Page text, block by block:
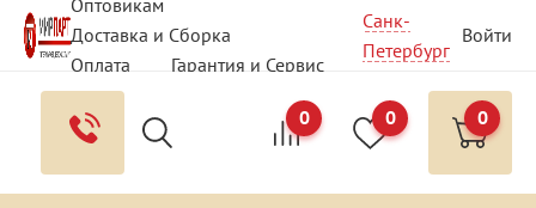
Оптовикам
Доставка и Сборка
Оплата
Гарантия и Сервис
Вопрос - Ответ
Контакты
Санк-
Петербург
Войти
0 0 0